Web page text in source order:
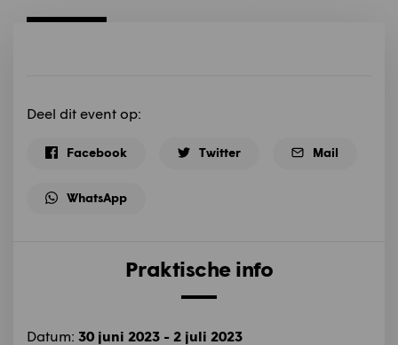
Deel dit event op:
Facebook Twitter Mail
WhatsApp
Praktische info
Datum: 30 juni 2023 - 2 juli 2023